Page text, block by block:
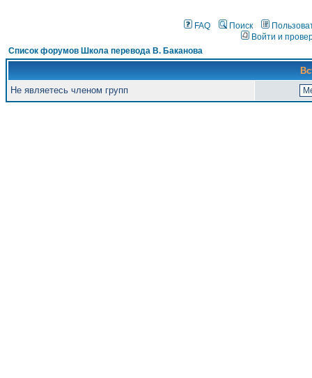
FAQ Поиск
Войти и
Список форумов Школа перевода В. Баканова
Не являетесь членом групп